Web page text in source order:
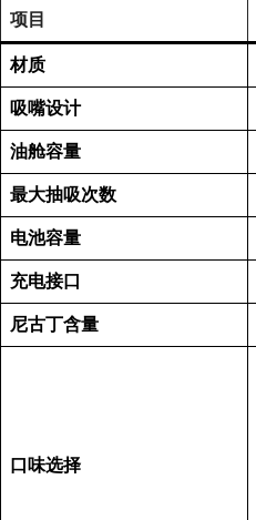
项目
材质
吸嘴设计
油舱容量
最大抽吸次数
电池容量
充电接口
尼古丁含量
口味选择